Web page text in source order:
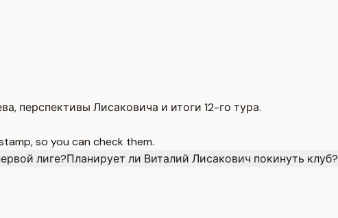
перспективы Лисаковича и итоги 12-го тура.
so you can check them.
лиге?Планирует ли Виталий Лисакович покинуть клуб?